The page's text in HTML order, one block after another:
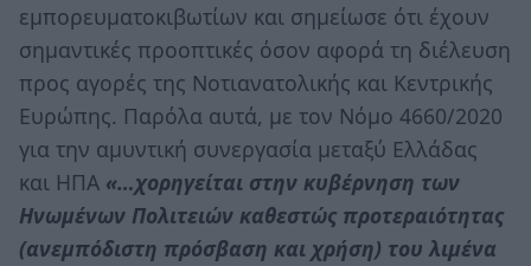
εμπορευματοκιβωτίων και σημείωσε ότι έχουν
σημαντικές προοπτικές όσον αφορά τη διέλευση
προς αγορές της Νοτιανατολικής και Κεντρικής
Ευρώπης. Παρόλα αυτά, με τον Νόμο 4660/2020
για την αμυντική συνεργασία μεταξύ Ελλάδας
και ΗΠΑ «…χορηγείται στην κυβέρνηση των
Ηνωμένων Πολιτειών καθεστώς προτεραιότητας
(ανεμπόδιστη πρόσβαση και χρήση) του λιμένα